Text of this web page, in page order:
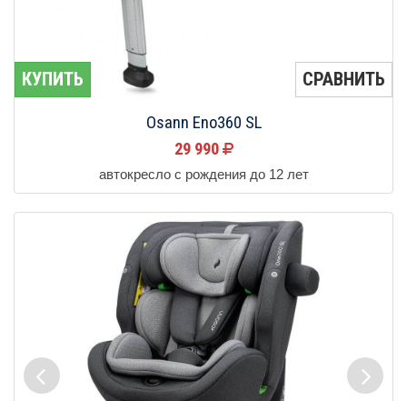
КУПИТЬ СРАВНИТЬ
Osann Eno360 SL
29 990
автокресло с рождения до 12 лет